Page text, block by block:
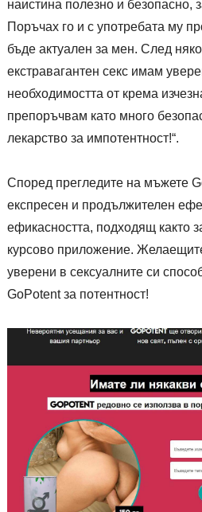
наистина полезно и безопасно,
Поръчах го и с употребата му
бъде актуален за мен. След
екстравагантен секс имам
необходимостта от крема
препоръчвам като много
лекарство за импотентност!“.
Според прегледите на мъжете
експресен и продължителен
ефикасността, подходящ както
курсово приложение.
уверени в сексуалните си
GoPotent за потентност!